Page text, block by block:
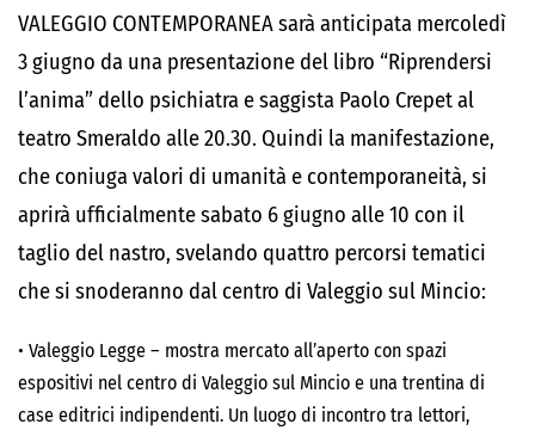
VALEGGIO CONTEMPORANEAsarà anticipata mercoledì
3 giugno da una presentazione del libro “Riprendersi
l’anima” dello psichiatra esaggista Paolo Crepet al
teatro Smeraldo alle 20.30. Quindi la manifestazione,
che coniuga valori di umanità e contemporaneità, si
aprirà ufficialmente sabato 6 giugno alle 10 con il
taglio del nastro, svelando quattro percorsi tematici
che si snoderanno dal centro di Valeggio sul Mincio:
• Valeggio Legge – mostra mercato all’aperto con spazi
espositivi nel centro di Valeggio sul Mincio e una trentina di
case editrici indipendenti. Un luogo di incontro tra lettori,